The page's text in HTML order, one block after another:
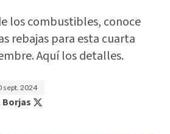
los combustibles, conoce
rebajas para esta cuarta
Aquí los detalles.
sept. 2024
Borjas